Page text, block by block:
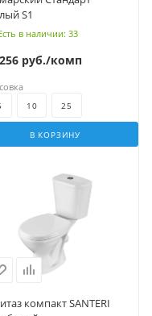
S1
в наличии: 33
руб./комп
В КОРЗИНУ
10 25
компакт SANTERI